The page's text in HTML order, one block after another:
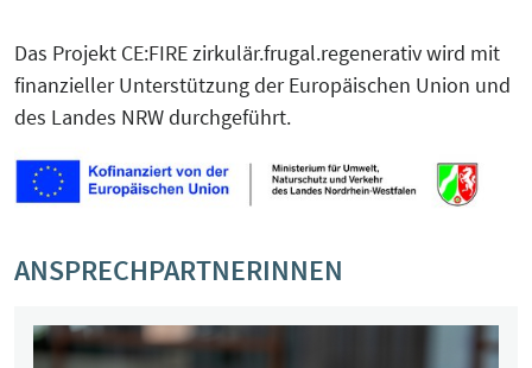
Das Projekt CE:FIRE zirkulär.frugal.regenerativ wird mit
finanzieller Unterstützung der Europäischen Union und
des Landes NRW durchgeführt.
ANSPRECHPARTNERINNEN